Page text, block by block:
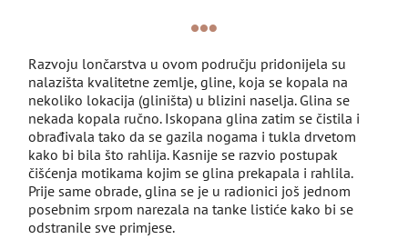
Razvoju lončarstva u ovom području pridonijela su
nalazišta kvalitetne zemlje, gline, koja se kopala na
nekoliko lokacija (gliništa) u blizini naselja. Glina se
nekada kopala ručno. Iskopana glina zatim se čistila i
obrađivala tako da se gazila nogama i tukla drvetom
kako bi bila što rahlija. Kasnije se razvio postupak
čišćenja motikama kojim se glina prekapala i rahlila.
Prije same obrade, glina se je u radionici još jednom
posebnim srpom narezala na tanke listiće kako bi se
odstranile sve primjese.